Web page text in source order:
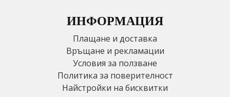
ИНФОРМАЦИЯ
Плащане и доставка
Връщане и рекламации
Условия за ползване
Политика за поверителност
Найстройки на бисквитки